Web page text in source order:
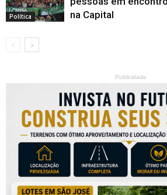
Política
na Capital
Publicidade